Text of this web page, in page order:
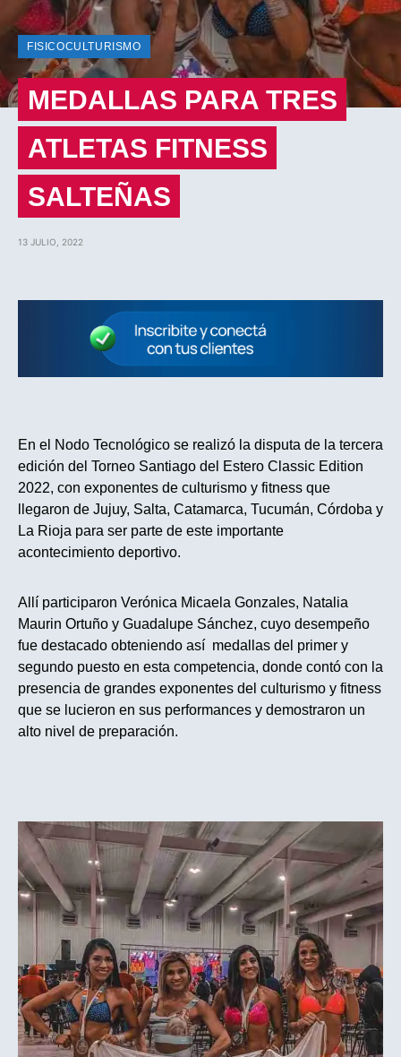
FISICOCULTURISMO
MEDALLAS PARA TRES
ATLETAS FITNESS
SALTEÑAS
13 JULIO, 2022
En el Nodo Tecnológico se realizó la disputa de la tercera
edición del Torneo Santiago del Estero Classic Edition
2022, con exponentes de culturismo y fitness que
llegaron de Jujuy, Salta, Catamarca, Tucumán, Córdoba y
La Rioja para ser parte de este importante
acontecimiento deportivo.
Allí participaron Verónica Micaela Gonzales, Natalia
Maurin Ortuño y Guadalupe Sánchez, cuyo desempeño
fue destacado obteniendo así medallas del primer y
segundo puesto en esta competencia, donde contó con la
presencia de grandes exponentes del culturismo y fitness
que se lucieron en sus performances y demostraron un
alto nivel de preparación.